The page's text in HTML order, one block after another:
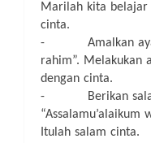
Marilah kita belajar
cinta.
- Amalkan
rahim”. Melakukan
dengan cinta.
- Berikan salam
“Assalamu’alaikum
Itulah salam cinta.